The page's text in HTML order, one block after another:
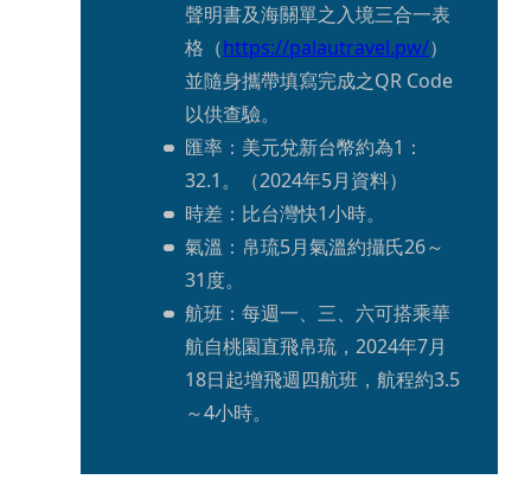
聲明書及海關單之入境三合一表
格（https://palautravel.pw/）
並隨身攜帶填寫完成之QR Code
以供查驗。
匯率：美元兌新台幣約為1：
32.1。（2024年5月資料）
時差：比台灣快1小時。
氣溫：帛琉5月氣溫約攝氏26～
31度。
航班：每週一、三、六可搭乘華
航自桃園直飛帛琉，2024年7月
18日起增飛週四航班，航程約3.5
～4小時。